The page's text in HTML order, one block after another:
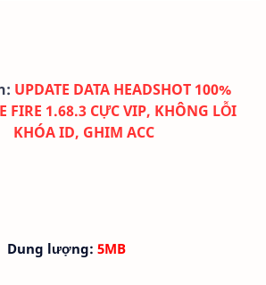
UPDATE DATA HEADSHOT 100%
FIRE 1.68.3 CỰC VIP, KHÔNG LỖI
KHÓA ID, GHIM ACC
Dung lượng: 5MB